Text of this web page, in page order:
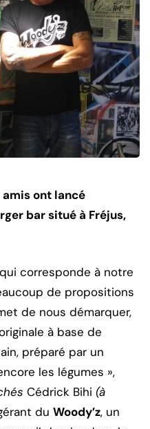
ont lancé
bar situé à Fréjus,
corresponde à notre
de propositions
de nous démarquer,
à base de
préparé par un
les légumes »,
Cédrick Bihi (à
du Woody’z, un